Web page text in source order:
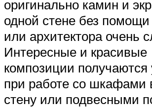
оригинально камин и
одной стене без
или архитектора очень
Интересные и красивые
композиции получаются
при работе со шкафами
стену или подвесными